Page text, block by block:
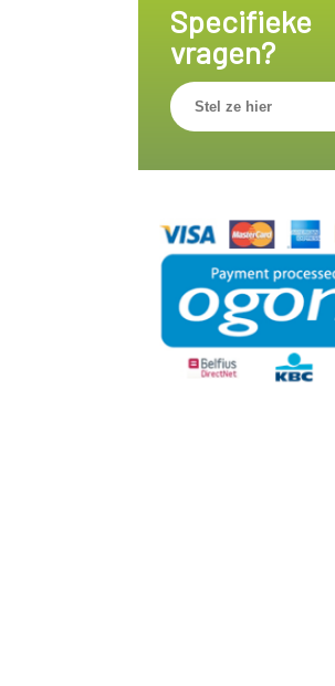
Specifieke
vragen?